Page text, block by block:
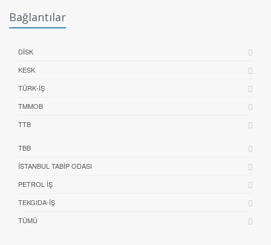
Bağlantılar
DİSK
KESK
TÜRK-İŞ
TMMOB
TTB
TBB
İSTANBUL TABIP ODASI
PETROL İŞ
TEKGIDA-İŞ
TÜMÜ